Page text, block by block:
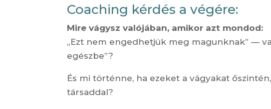
Coaching kérdés a végére:
Mire vágysz valójában, amikor azt mondod:
„Ezt nem engedhetjük meg magunknak” —
egészbe”?
És mi történne, ha ezeket a vágyakat
társaddal?